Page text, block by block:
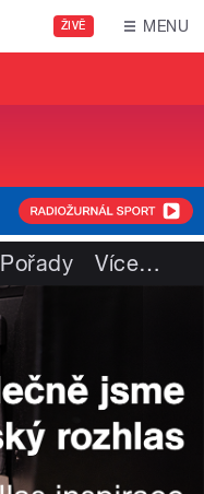
ŽIVĚ MENU
Pořady Více…